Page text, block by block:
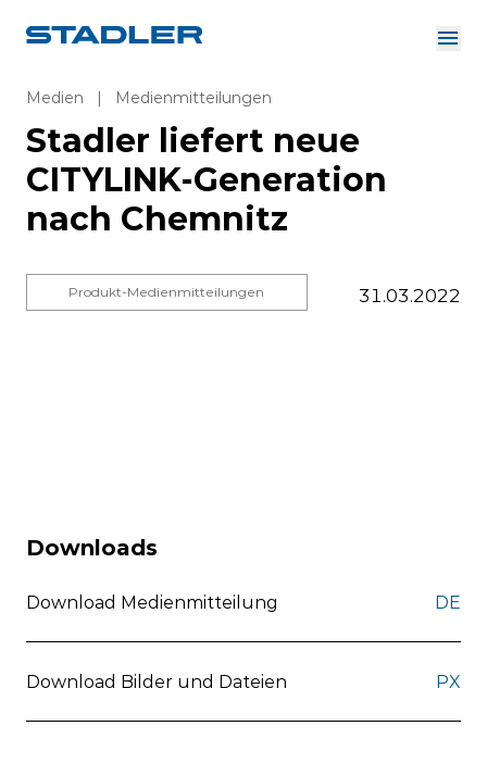
Investor Relations
Zulieferer
Downloads
Deutsch
Über uns
Lösungen
Karriere
Medien | Medienmitteilungen
Stadler liefert neue
CITYLINK-Generation
nach Chemnitz
Produkt-Medienmitteilungen 31.03.2022
Downloads
Download Medienmitteilung DE
Download Bilder und Dateien PX